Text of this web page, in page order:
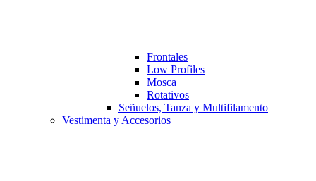
Frontales
Low Profiles
Mosca
Rotativos
Señuelos, Tanza y Multifilamento
Vestimenta y Accesorios